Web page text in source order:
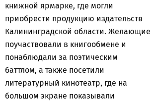
книжной ярмарке, где могли
приобрести продукцию издательств
Калининградской области. Желающие
поучаствовали в книгообмене и
понаблюдали за поэтическим
баттлом, а также посетили
литературный кинотеатр, где на
большом экране показывали